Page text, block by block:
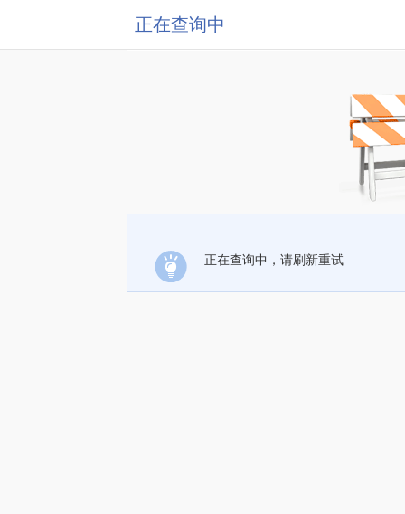
正在查询中
正在查询中，请刷新重试